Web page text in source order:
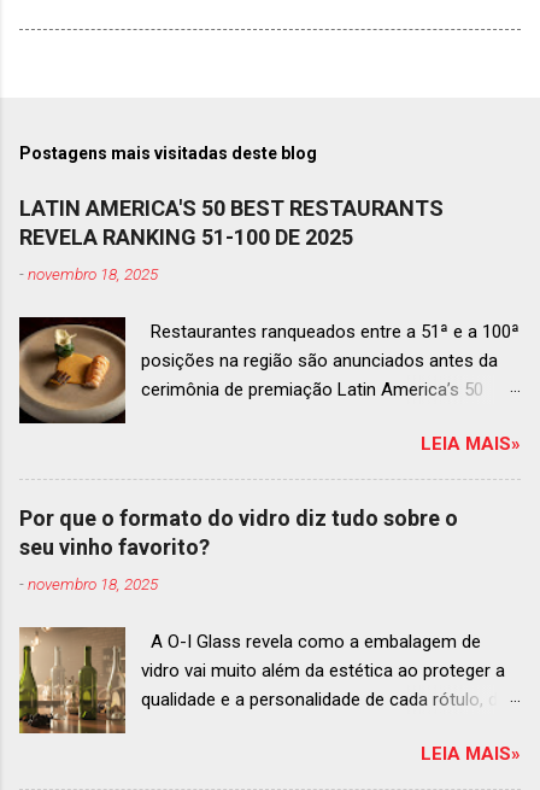
Postagens mais visitadas deste blog
LATIN AMERICA'S 50 BEST RESTAURANTS
REVELA RANKING 51-100 DE 2025
-novembro 18, 2025
Restaurantes ranqueados entre a 51ª e a 100ª
posições na região são anunciados antes da
cerimônia de premiação Latin America’s 50
de dezembro em Antígua, Guatemala
Prato do Origem, o brasileiro mais
bem ranqueado na lista estendida O Latin
America’s 50 Best Restaurants anunciou hoje a
ranqueados nas posições No.51 a No.100,em
diversificado da gastronomia de toda a região.
A lista expandida demonstra o empenho da
organização em reconhecer um espectro mais
palco para a grande revelação da premiação do
LEIA MAIS»
Por que o formato do vidro diz tudo sobre o
seu vinho favorito?
-novembro 18, 2025
A O-I Glass revela como a embalagem de
vidro vai muito além da estética ao proteger a
qualidade e a personalidade de cada rótulo, do
O mercado brasileiro de vinhos permanece
LEIA MAIS»